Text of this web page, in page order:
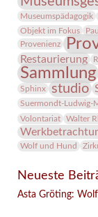
Museumspädagogik
Objekt im Fokus
Provenienz
Restaurierung
Sammlung
Sphinx
studio
Suermondt-Ludwig-
Volontariat
Walter
Wolf und Hund
Neueste
Asta Gröting: